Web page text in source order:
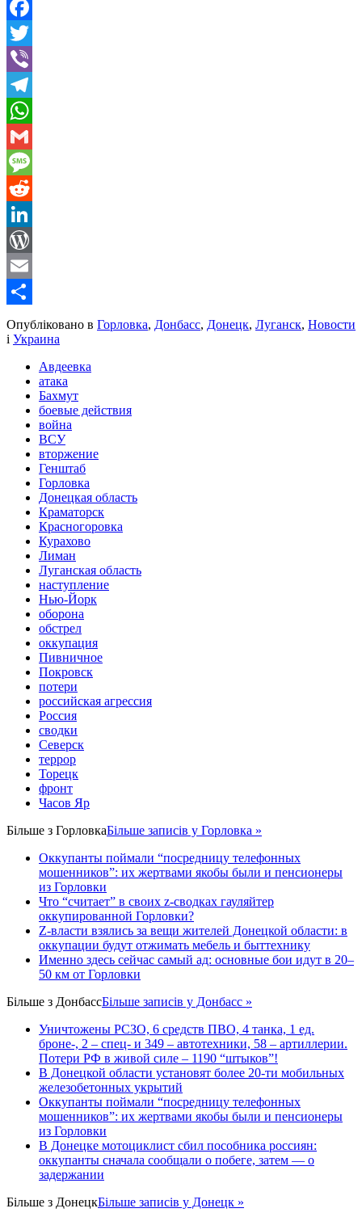
Facebook
Twitter
Viber
Telegram
WhatsApp
Gmail
Message
Reddit
LinkedIn
WordPress
Email
Share
Опубліковано в Горловка, Донбасс, Донецк, Луганск, Новости
і Украина
Авдеевка
атака
Бахмут
боевые действия
война
ВСУ
вторжение
Генштаб
Горловка
Донецкая область
Краматорск
Красногоровка
Курахово
Лиман
Луганская область
наступление
Нью-Йорк
оборона
обстрел
оккупация
Пивничное
Покровск
потери
российская агрессия
Россия
сводки
Северск
террор
Торецк
фронт
Часов Яр
Більше з ГорловкаБільше записів у Горловка »
Оккупанты поймали “посредницу телефонных
мошенников”: их жертвами якобы были и пенсионеры
из Горловки
Что “считает” в своих z-сводках гауляйтер
оккупированной Горловки?
Z-власти взялись за вещи жителей Донецкой области: в
оккупации будут отжимать мебель и быттехнику
Именно здесь сейчас самый ад: основные бои идут в 20–
50 км от Горловки
Більше з ДонбассБільше записів у Донбасс »
Уничтожены РСЗО, 6 средств ПВО, 4 танка, 1 ед.
броне-, 2 – спец- и 349 – автотехники, 58 – артиллерии.
Потери РФ в живой силе – 1190 “штыков”!
В Донецкой области установят более 20-ти мобильных
железобетонных укрытий
Оккупанты поймали “посредницу телефонных
мошенников”: их жертвами якобы были и пенсионеры
из Горловки
В Донецке мотоциклист сбил пособника россиян:
оккупанты сначала сообщали о побеге, затем — о
задержании
Більше з ДонецкБільше записів у Донецк »